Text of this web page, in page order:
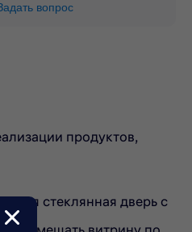
вопрос
продуктов,
стеклянная дверь с